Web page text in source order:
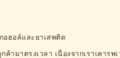
อฮอล์และยาเสพติด
ค้ามาตรงเวลา เนื่องจากเราเคารพ